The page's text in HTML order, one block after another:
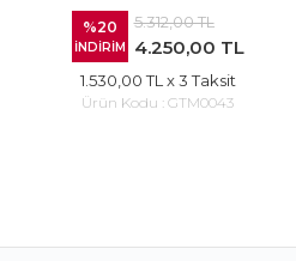
%20
İNDİRİM
5.312,00 TL
4.250,00 TL
1.530,00 TL x 3 Taksit
Ürün Kodu : GTM0043